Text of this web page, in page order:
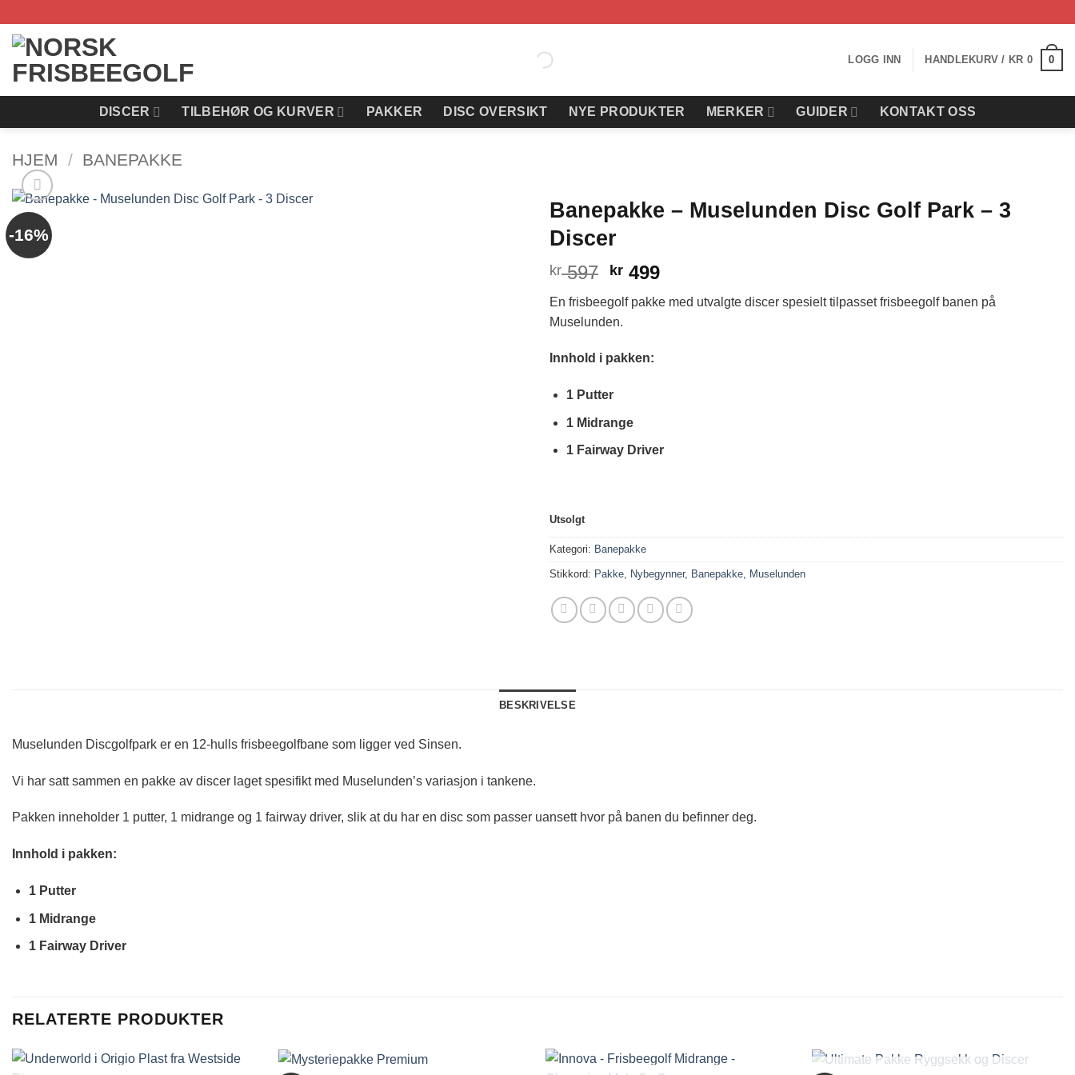
content
LOGG INN HANDLEKURV / KR 0 0
DISCER TILBEHØR OG KURVER PAKKER DISC OVERSIKT NYE PRODUKTER MERKER GUIDER KONTAKT OSS
HJEM / BANEPAKKE
-16%
Banepakke – Muselunden Disc Golf Park – 3
Discer
kr597 Opprinnelig
var:
kr 597.
kr 499Nåværende
er:
En frisbeegolf pakke med utvalgte discer spesielt tilpasset frisbeegolf banen på
Muselunden.
Innhold i pakken:
1 Putter
1 Midrange
1 Fairway Driver
Utsolgt
Kategori: Banepakke
Stikkord: Pakke Nybegynner, Banepakke Muselunden
BESKRIVELSE
Muselunden Discgolfpark er en 12-hulls frisbeegolfbane som ligger ved Sinsen.
Vi har satt sammen en pakke av discer laget spesifikt med Muselunden’s variasjon i tankene.
Pakken inneholder 1 putter, 1 midrange og 1 fairway driver, slik at du har en disc som passer uansett hvor på banen du befinner deg.
Innhold i pakken:
1 Putter
1 Midrange
1 Fairway Driver
RELATERTE PRODUKTER